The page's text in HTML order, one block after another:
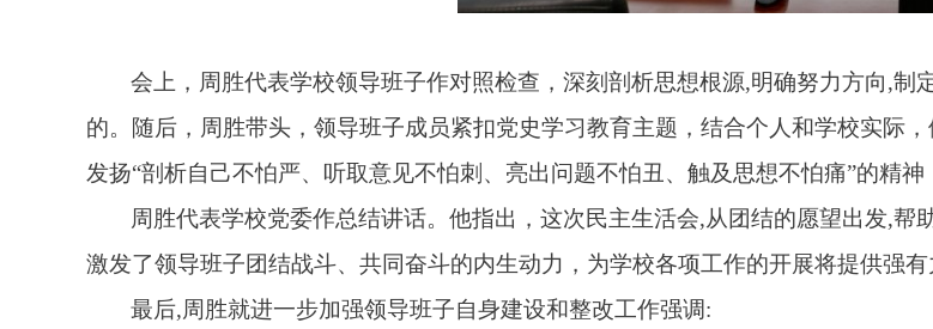
会上，周胜代表学校领导班子作对照检查，深刻剖析思想根源,明确努力方向,制
的。随后，周胜带头，领导班子成员紧扣党史学习教育主题，结合个人和学校实际
发扬“剖析自己不怕严、听取意见不怕刺、亮出问题不怕丑、触及思想不怕痛”的精神
周胜代表学校党委作总结讲话。他指出，这次民主生活会,从团结的愿望出发,帮
激发了领导班子团结战斗、共同奋斗的内生动力，为学校各项工作的开展将提供强有
最后,周胜就进一步加强领导班子自身建设和整改工作强调: